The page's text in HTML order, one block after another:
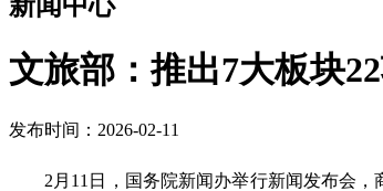
文旅部：推出7大板块
发布时间：2026-02-11
2月11日，国务院新闻办举行新闻发布会